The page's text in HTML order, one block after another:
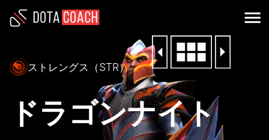
ストレングス（STR）
ドラゴンナイト